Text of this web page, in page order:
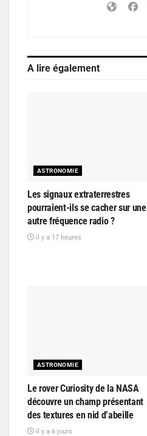
A lire également
ASTRONOMIE
Les signaux extraterrestres
pourraient-ils se cacher sur une
autre fréquence radio ?
il y a 17 heures
ASTRONOMIE
Le rover Curiosity de la NASA
découvre un champ présentant
des textures en nid d’abeille
il y a 6 jours